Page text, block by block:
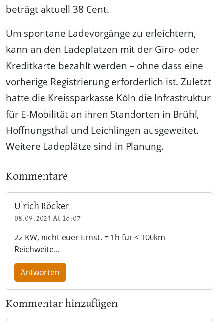
beträgt aktuell 38 Cent.
Um spontane Ladevorgänge zu erleichtern,
kann an den Ladeplätzen mit der Giro- oder
Kreditkarte bezahlt werden – ohne dass eine
vorherige Registrierung erforderlich ist. Zuletzt
hatte die Kreissparkasse Köln die Infrastruktur
für E-Mobilität an ihren Standorten in Brühl,
Hoffnungsthal und Leichlingen ausgeweitet.
Weitere Ladeplätze sind in Planung.
Kommentare
Ulrich Röcker
08.09.2024 At 16:07
22 KW, nicht euer Ernst. = 1h für < 100km
Reichweite...
Antworten
Kommentar hinzufügen